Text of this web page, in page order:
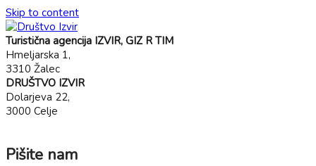
Skip to content
Turistična agencija IZVIR, GIZ R TIM
Hmeljarska 1,
3310 Žalec
DRUŠTVO IZVIR
Dolarjeva 22,
3000 Celje
Pišite nam